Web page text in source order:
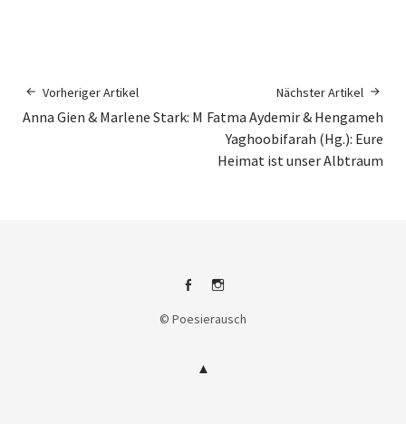
Vorheriger Artikel
Anna Gien & Marlene Stark: M
Nächster Artikel
Fatma Aydemir & Hengameh
Yaghoobifarah (Hg.): Eure
Heimat ist unser Albtraum
FacebookInstagram
© Poesierausch